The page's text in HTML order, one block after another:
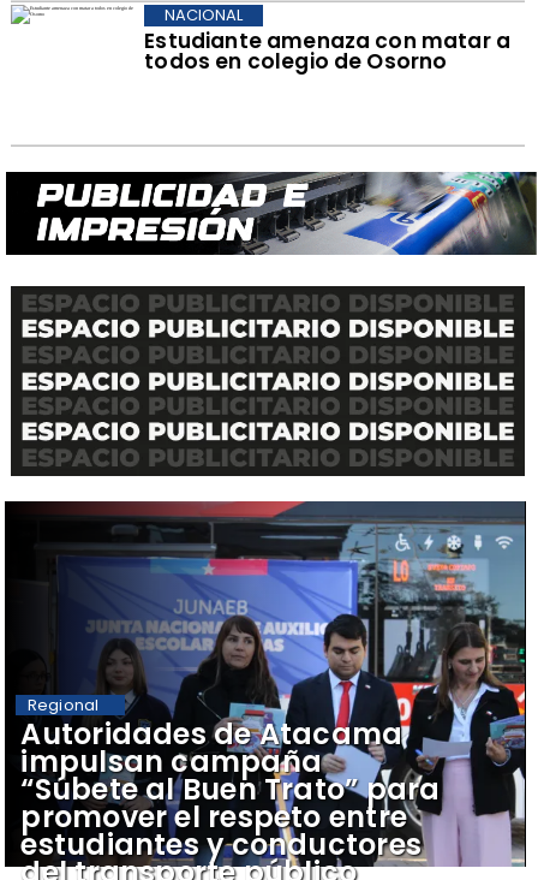
Estudiante amenaza con matar a
todos en colegio de Osorno
NACIONAL
Autoridades de Atacama
impulsan campaña
“Súbete al Buen Trato” para
promover el respeto entre
estudiantes y conductores
Regional